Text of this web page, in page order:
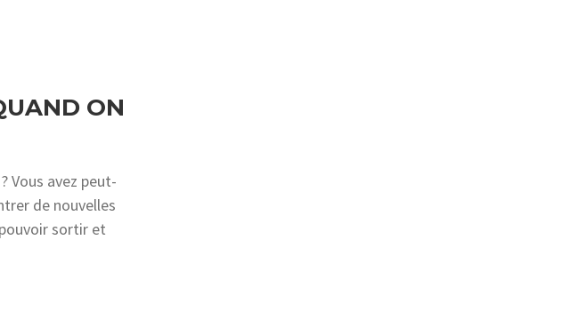
ON
Vous avez peut-
de nouvelles
sortir et